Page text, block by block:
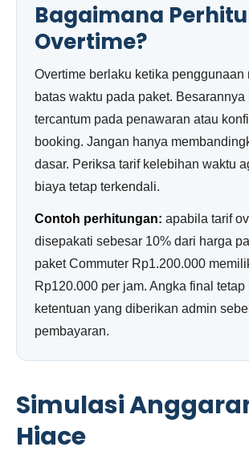
Bagaimana
Overtime?
Overtime berlaku ketika penggunaan
batas waktu pada paket. Besarannya
tercantum pada penawaran atau
booking. Jangan hanya
dasar. Periksa tarif kelebihan waktu
biaya tetap terkendali.
Contoh perhitungan: apabila tarif
disepakati sebesar 10% dari harga
paket Commuter Rp1.200.000
Rp120.000 per jam. Angka final tetap
ketentuan yang diberikan admin
pembayaran.
Simulasi
Hiace